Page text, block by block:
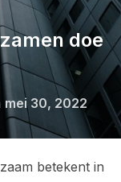
doe
Geplaatst
op
mei 30, 2022
betekent in